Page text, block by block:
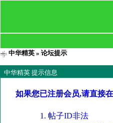
中华精英 » 论坛提示
中华精英 提示信息
如果您已注册会员,请直接
帖子ID非法